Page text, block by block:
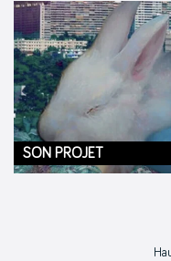
SON PROJET